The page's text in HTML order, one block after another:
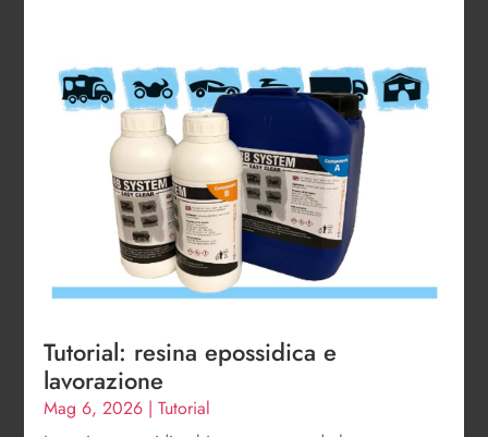
Tutorial: resina epossidica e
lavorazione
Mag 6, 2026 |Tutorial